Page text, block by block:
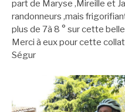
part de Maryse ,Mireille et
randonneurs ,mais
plus de 7à 8 ° sur cette
Merci à eux pour cette
Ségur